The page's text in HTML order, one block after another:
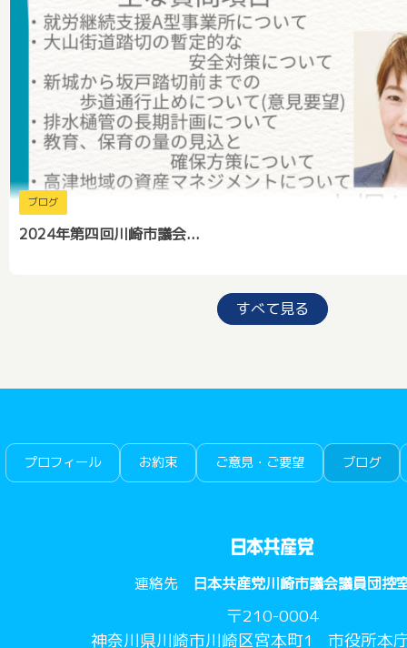
ブログ
2024年第四回川崎市議会...
すべて見る
プロフィール お約束 ご意見・ご要望 ブログ
連絡先 日本共産党川崎市議会議員団控
〒210-0004
神奈川県川崎市川崎区宮本町1
市役所本